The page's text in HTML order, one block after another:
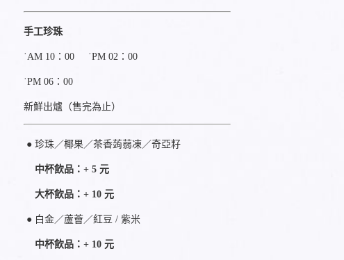
手工珍珠
˙AM 10：00 ˙PM 02：00
˙PM 06：00
新鮮出爐（售完為止）
● 珍珠／椰果／茶香蒟蒻凍／奇亞籽
中杯飲品：+ 5 元
大杯飲品：+ 10 元
● 白金／蘆薈／紅豆 / 紫米
中杯飲品：+ 10 元